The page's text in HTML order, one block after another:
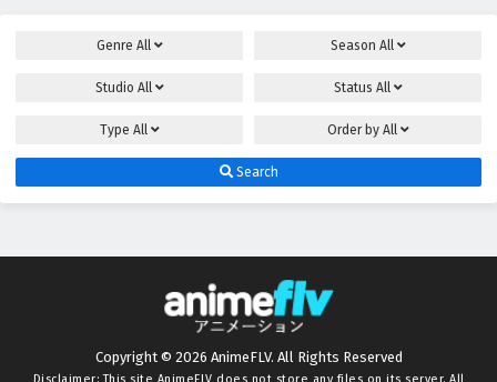
Genre All Season All
Studio All Status All
Type All Order by All
Search
Copyright © 2026 AnimeFLV. All Rights Reserved